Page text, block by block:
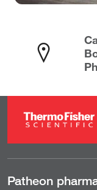
Patheon